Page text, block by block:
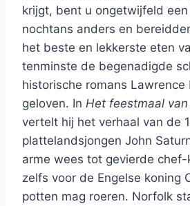
krijgt, bent u ongetwijfeld
nochtans anders en
het beste en lekkerste eten
tenminste de begenadigde
historische romans Lawrence
geloven. In Het feestmaal
vertelt hij het verhaal van de
plattelandsjongen John
arme wees tot gevierde chef-
zelfs voor de Engelse koning
potten mag roeren. Norfolk